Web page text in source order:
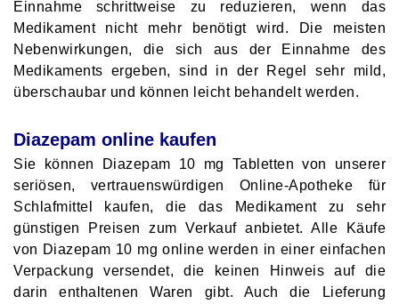
Einnahme schrittweise zu reduzieren, wenn das
Medikament nicht mehr benötigt wird. Die meisten
Nebenwirkungen, die sich aus der Einnahme des
Medikaments ergeben, sind in der Regel sehr mild,
überschaubar und können leicht behandelt werden.
Diazepam online kaufen
Sie können Diazepam 10 mg Tabletten von unserer
seriösen, vertrauenswürdigen Online-Apotheke für
Schlafmittel kaufen, die das Medikament zu sehr
günstigen Preisen zum Verkauf anbietet. Alle Käufe
von Diazepam 10 mg online werden in einer einfachen
Verpackung versendet, die keinen Hinweis auf die
darin enthaltenen Waren gibt. Auch die Lieferung